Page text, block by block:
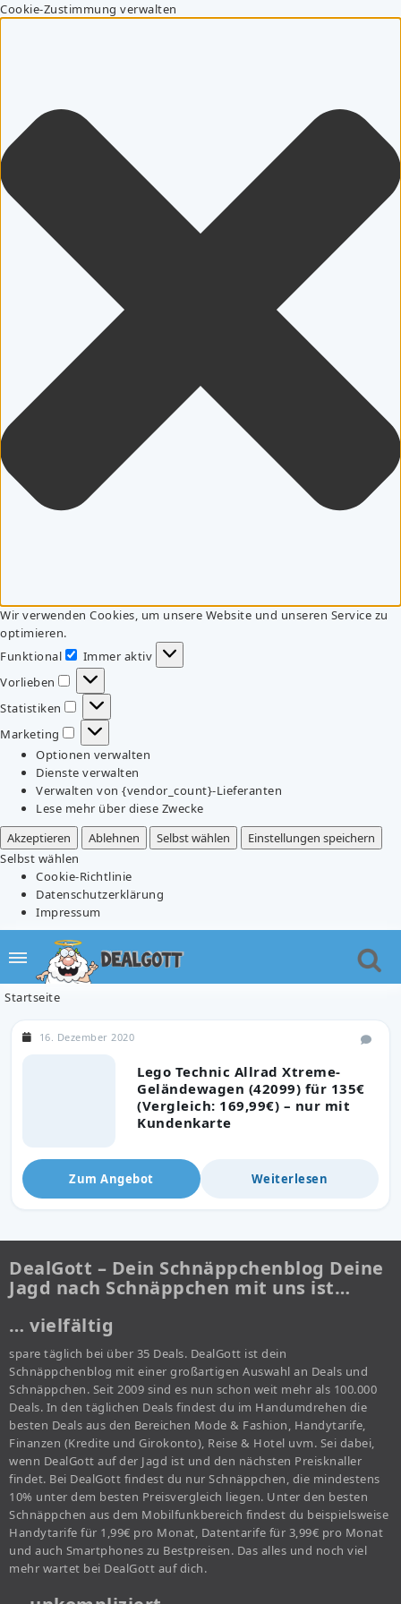
Cookie-Zustimmung verwalten
Wir verwenden Cookies, um unsere Website und unseren Service zu
optimieren.
Funktional
Funktional
Immer aktiv
Vorlieben
Vorlieben
Statistiken
Statistiken
Marketing
Marketing
Optionen verwalten
Dienste verwalten
Verwalten von {vendor_count}-Lieferanten
Lese mehr über diese Zwecke
Akzeptieren
Ablehnen Selbst wählen
Einstellungen speichern
Selbst wählen
Cookie-Richtlinie
Datenschutzerklärung
Impressum
Startseite
Lego Technic Allrad Xtreme-
Geländewagen (42099) für 135€
(Vergleich: 169,99€) – nur mit
Kundenkarte
16. Dezember 2020
Zum Angebot Weiterlesen
DealGott – Dein Schnäppchenblog Deine
Jagd nach Schnäppchen mit uns ist…
… vielfältig
spare täglich bei über 35 Deals. DealGott ist dein
Schnäppchenblog mit einer großartigen Auswahl an Deals und
Schnäppchen. Seit 2009 sind es nun schon weit mehr als 100.000
Deals. In den täglichen Deals findest du im Handumdrehen die
besten Deals aus den Bereichen Mode & Fashion, Handytarife,
Finanzen (Kredite und Girokonto), Reise & Hotel uvm. Sei dabei,
wenn DealGott auf der Jagd ist und den nächsten Preisknaller
findet. Bei DealGott findest du nur Schnäppchen, die mindestens
10% unter dem besten Preisvergleich liegen. Unter den besten
Schnäppchen aus dem Mobilfunkbereich findest du beispielsweise
Handytarife für 1,99€ pro Monat, Datentarife für 3,99€ pro Monat
und auch Smartphones zu Bestpreisen. Das alles und noch viel
mehr wartet bei DealGott auf dich.